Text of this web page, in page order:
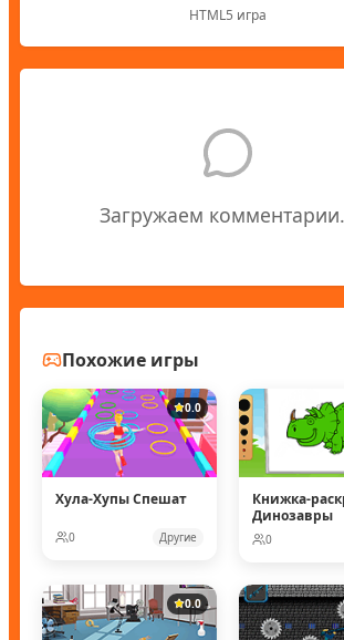
HTML5 игра
Загружаем
Похожие игры
0.0
Хула-Хупы Спешат
0 Другие
Книжка-
Динозавры
0
0.0